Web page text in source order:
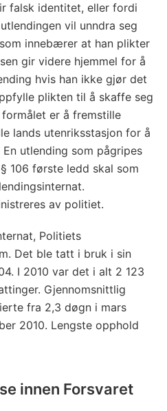
falsk identitet, eller fordi
vil unndra seg
innebærer at han plikter
gir videre hjemmel for å
hvis han ikke gjør det
plikten til å skaffe seg
er å fremstille
lands utenriksstasjon for å
utlending som pågripes
106 første ledd skal som
av politiet.
Politiets
Det ble tatt i bruk i sin
I 2010 var det i alt 2 123
Gjennomsnittlig
fra 2,3 døgn i mars
2010. Lengste opphold
innen Forsvaret